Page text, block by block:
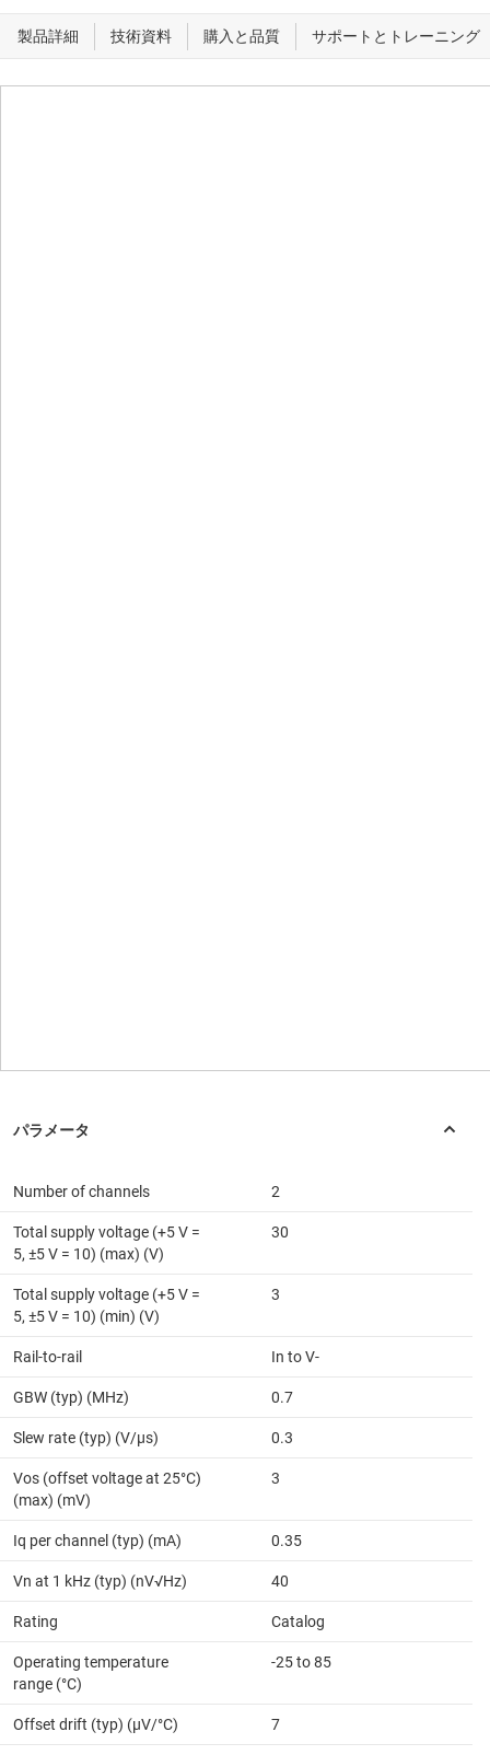
Number of channels 2
Total supply voltage (+5 V =
5, ±5 V = 10) (max) (V)
30
Total supply voltage (+5 V =
5, ±5 V = 10) (min) (V)
3
Rail-to-rail In to V-
GBW (typ) (MHz) 0.7
Slew rate (typ) (V/µs) 0.3
Vos (offset voltage at 25°C)
(max) (mV)
3
Iq per channel (typ) (mA) 0.35
Vn at 1 kHz (typ) (nV√Hz) 40
Rating Catalog
Operating temperature
range (°C)
-25 to 85
Offset drift (typ) (µV/°C) 7